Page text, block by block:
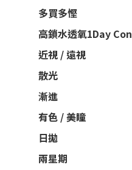
多買多慳
高鎖水透氧1Day Con
近視 / 遠視
散光
漸進
有色 / 美瞳
日拋
兩星期